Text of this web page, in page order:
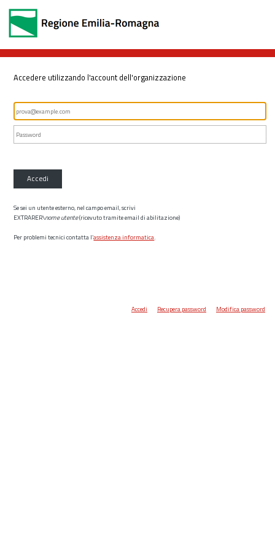
Accedere utilizzando l'account dell'organizzazione
Accedi
Se sei un utente esterno, nel campo email, scrivi
EXTRARER\nome utente(ricevuto tramite email di abilitazione)
Per problemi tecnici contatta l’assistenza informatica.
Accedi Recupera password Modifica password